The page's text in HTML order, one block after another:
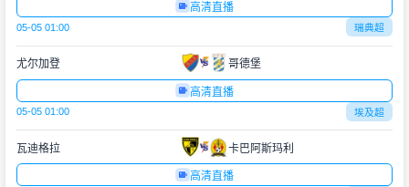
高清直播
05-05 01:00 瑞典超
尤尔加登 哥德堡
高清直播
05-05 01:00 埃及超
瓦迪格拉 卡巴阿斯玛利
高清直播